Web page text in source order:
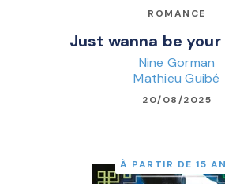
ROMANCE
Just wanna be
Nine Gorman
Mathieu Guibé
20/08/2025
À PARTIR DE 15